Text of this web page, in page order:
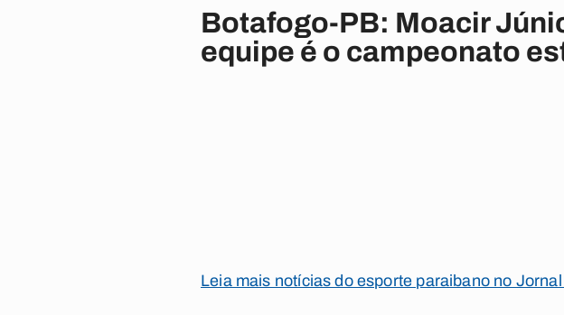
Botafogo-PB: Moacir
equipe é o campeonato
Leia mais notícias do esporte paraibano no